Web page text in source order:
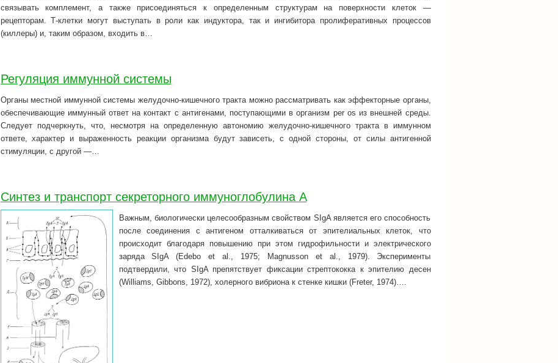
связывать комплемент, а также присоединяться к определенным структурам на поверхности клеток —
рецепторам. Т-клетки могут выступать в роли как индуктора, так и ингибитора пролиферативных процессов
(киллеры) и, таким образом, входить в…
Регуляция иммунной системы
Органы местной иммунной системы желудочно-кишечного тракта можно рассматривать как эффекторные органы,
обеспечивающие иммунный ответ на контакт с антигенами, поступающими в организм per os из внешней среды.
Следует подчеркнуть, что, несмотря на определенную автономию желудочно-кишечного тракта в иммунном
ответе, характер и выраженность реакции организма будут зависеть, с одной стороны, от силы антигенной
стимуляции, с другой —…
Синтез и транспорт секреторного иммуноглобулина А
Важным, биологически целесообразным свойством SIgA является его способность
после соединения с антигеном отталкиваться от эпителиальных клеток, что
происходит благодаря повышению при этом гидрофильности и электрического
заряда SIgA (Edebo et al., 1975; Magnusson et al., 1979). Эксперименты
подтвердили, что SIgA препятствует фиксации стрептококка к эпителию десен
(Williams, Gibbons, 1972), холерного вибриона к стенке кишки (Freter, 1974)….